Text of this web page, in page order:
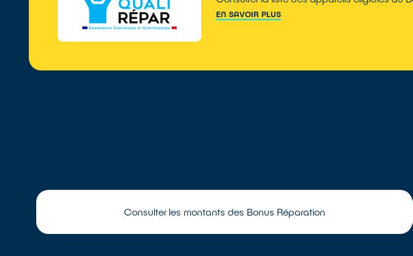
EN SAVOIR PLUS
Consulter les montants des Bonus Réparation